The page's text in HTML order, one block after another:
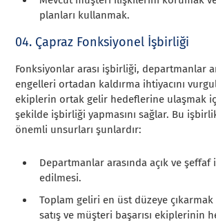
planları kullanmak.
04. Çapraz Fonksiyonel İşbirliği
Fonksiyonlar arası işbirliği, departmanlar
engelleri ortadan kaldırma ihtiyacını
ekiplerin ortak gelir hedeflerine ulaşmak
şekilde işbirliği yapmasını sağlar. Bu
önemli unsurları şunlardır:
Departmanlar arasında açık ve
edilmesi.
Toplam geliri en üst düzeye
satış ve müşteri başarısı ekiplerinin